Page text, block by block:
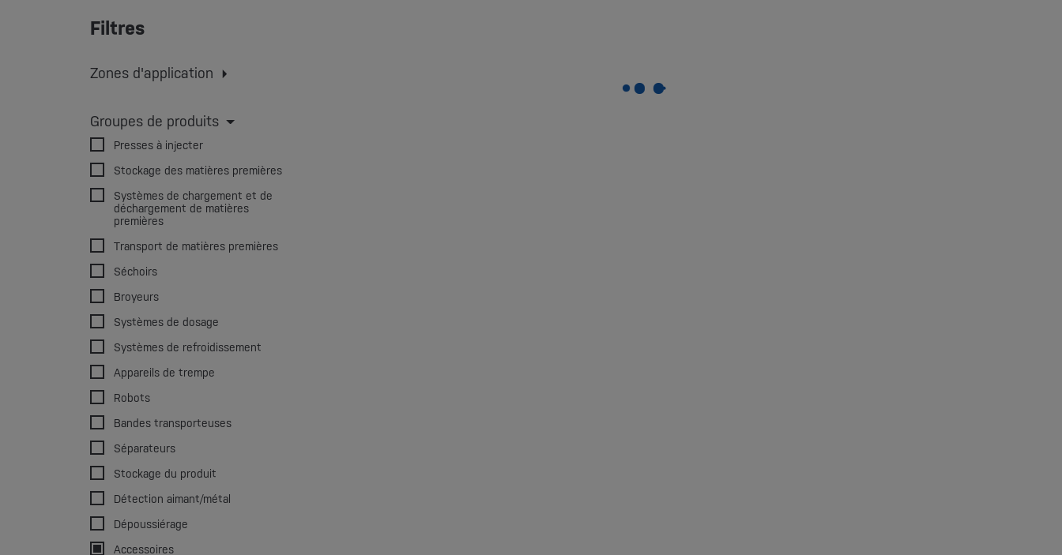
Filtres
Zones d'application
Moulage par extrusion-soufflage
impression 3D
Groupes de produits
Presses à injecter
Stockage des matières premières
Systèmes de chargement et de
déchargement de matières
premières
Transport de matières premières
Séchoirs
Broyeurs
Systèmes de dosage
Systèmes de refroidissement
Appareils de trempe
Robots
Bandes transporteuses
Séparateurs
Stockage du produit
Détection aimant/métal
Dépoussiérage
Accessoires